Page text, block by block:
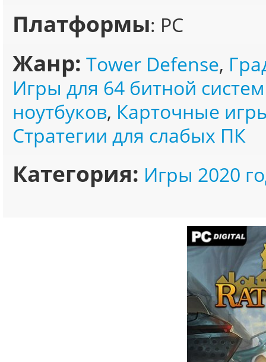
Платформы: PC
Жанр: Tower Defense,
Игры для 64 битной
ноутбуков, Карточные
Стратегии для слабых ПК
Категория: Игры 2020